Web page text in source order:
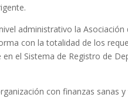
administrativo la Asociación
con la totalidad de los
el Sistema de Registro de
con finanzas sanas